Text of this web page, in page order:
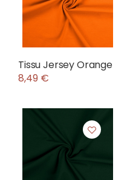
Tissu Jersey Orange
8,49 €